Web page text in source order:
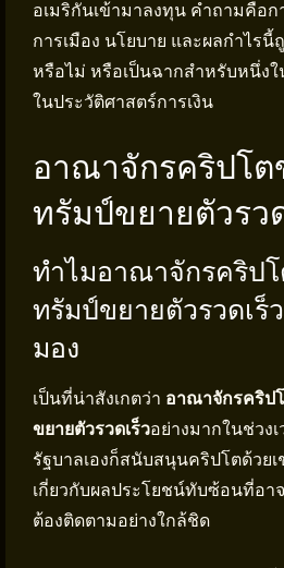
อเมริกันเข้ามาลงทุน คำถามคือก
การเมือง นโยบาย และผลกำไร
หรือไม่ หรือเป็นฉากสำหรับหนึ่ง
ในประวัติศาสตร์การเงิน
อาณาจักรคริปโต
ทรัมป์ขยายตัวรว
ทำไมอาณาจักรคริป
ทรัมป์ขยายตัวรวดเร็
มอง
เป็นที่น่าสังเกตว่า อาณาจักรคริป
ขยายตัวรวดเร็วอย่างมากในช่วง
รัฐบาลเองก็สนับสนุนคริปโตด้วย
เกี่ยวกับผลประโยชน์ทับซ้อนที่อา
ต้องติดตามอย่างใกล้ชิด